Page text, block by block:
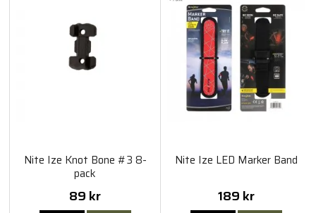
Nite Ize Knot Bone #3 8-
pack
89 kr
Nite Ize LED Marker Band
189 kr